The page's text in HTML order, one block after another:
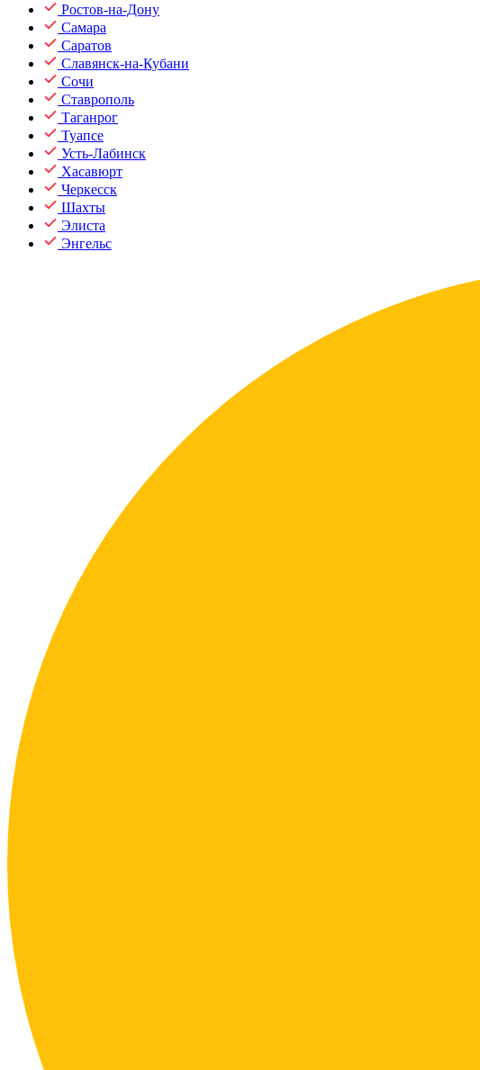
Ростов-на-Дону
Самара
Саратов
Славянск-на-Кубани
Сочи
Ставрополь
Таганрог
Туапсе
Усть-Лабинск
Хасавюрт
Черкесск
Шахты
Элиста
Энгельс